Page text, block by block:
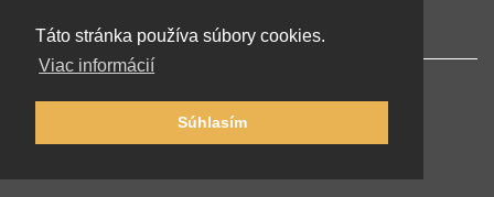
Táto stránka používa súbory cookies.
Viac informácií
Súhlasím
© 2002-2026 lernu.net |Impressum